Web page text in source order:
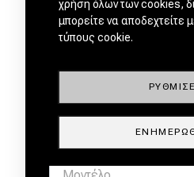
ΜΕΤΑΧΕΙΡΙΣΜΕΝΑ
ΕΜΠΙΣΤΟΥΣ
χρήση όλων των cookies,
μπορείτε να αποδεχτείτε
τύπους cookie.